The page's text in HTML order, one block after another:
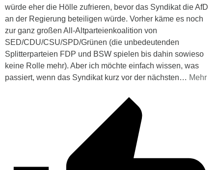
würde eher die Hölle zufrieren, bevor das Syndikat die AfD
an der Regierung beteiligen würde. Vorher käme es noch
zur ganz großen All-Altparteienkoalition von
SED/CDU/CSU/SPD/Grünen (die unbedeutenden
Splitterparteien FDP und BSW spielen bis dahin sowieso
keine Rolle mehr). Aber ich möchte einfach wissen, was
passiert, wenn das Syndikat kurz vor der nächsten… Mehr